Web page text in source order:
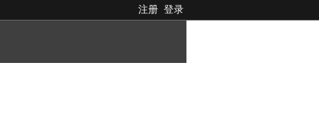
注册 登录